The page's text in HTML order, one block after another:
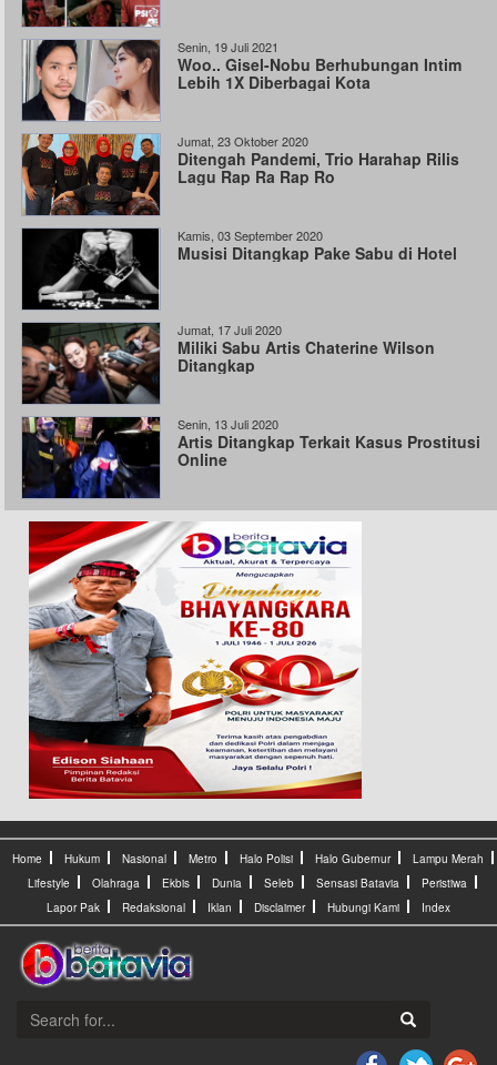
Senin, 19 Juli 2021
Woo.. Gisel-Nobu Berhubungan Intim
Lebih 1X Diberbagai Kota
Jumat, 23 Oktober 2020
Ditengah Pandemi, Trio Harahap Rilis
Lagu Rap Ra Rap Ro
Kamis, 03 September 2020
Musisi Ditangkap Pake Sabu di Hotel
Jumat, 17 Juli 2020
Miliki Sabu Artis Chaterine Wilson
Ditangkap
Senin, 13 Juli 2020
Artis Ditangkap Terkait Kasus Prostitusi
Online
Home Hukum Nasional Metro Halo Polisi Halo Gubernur
Lampu Merah
Lifestyle
Olahraga Ekbis Dunia Seleb Sensasi Batavia
Peristiwa
Lapor Pak
Redaksional Iklan Disclaimer Hubungi Kami Index